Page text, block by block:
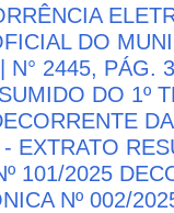
DO
N° 2445, PÁG.
DO 1º
EXTRATO
101/2025
Nº 002/